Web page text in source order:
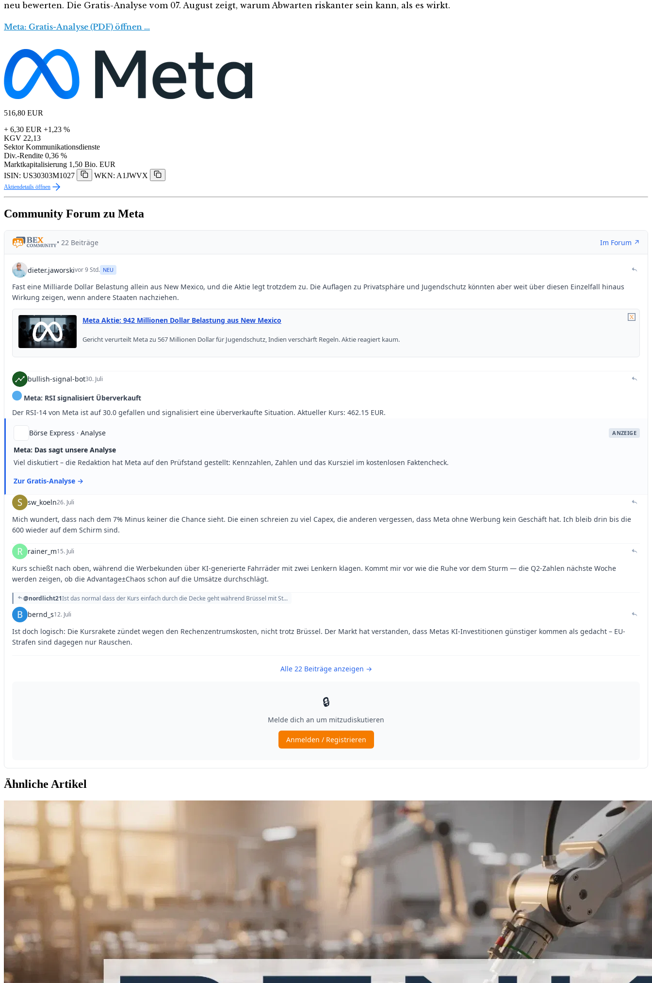
neu bewerten. Die Gratis-Analyse vom 07. August zeigt, warum Abwarten riskanter sein kann, als es wirkt.
Meta: Gratis-Analyse (PDF) öffnen …
516,80 EUR
+ 6,30 EUR +1,23 %
KGV 22,13
Sektor Kommunikationsdienste
Div.-Rendite 0,36 %
Marktkapitalisierung 1,50 Bio. EUR
ISIN: US30303M1027
WKN: A1JWVX
Aktiendetails öffnen
Community Forum zu Meta
Ähnliche Artikel